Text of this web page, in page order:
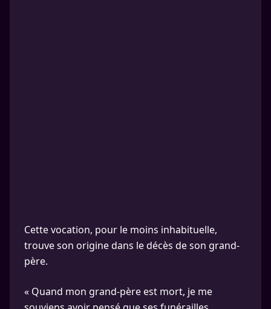
Cette vocation, pour le moins inhabituelle,
trouve son origine dans le décès de son grand-
père.
« Quand mon grand-père est mort, je me